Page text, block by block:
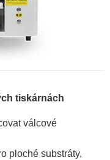
tiskárnách
válcové
ploché substráty,